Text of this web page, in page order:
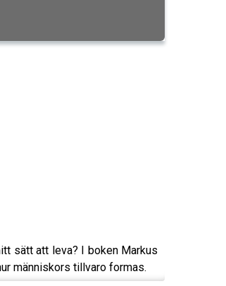
sätt att leva? I boken Markus
människors tillvaro formas.